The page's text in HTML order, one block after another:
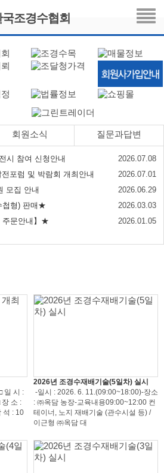
국조경수협회
회원소식 질문과답변
시 참여 신청안내
2026.07.08
포럼 및 박람회 개최안내
2026.07.01
모집 안내
2026.06.29
첩형) 판매★
2026.03.03
주문안내】★
2026.01.05
일 시 :
소 :
석 : 10
2026년 조경수재배기술(5일차) 실시
-일시 : 2026. 6. 11.(09:00~18:00)-장소
: ㈜옥담 농장-교육내용09:00~12:00 컨
테이너, 노지 재배기술 (관수시설 등) /
이근형 ㈜옥담 대